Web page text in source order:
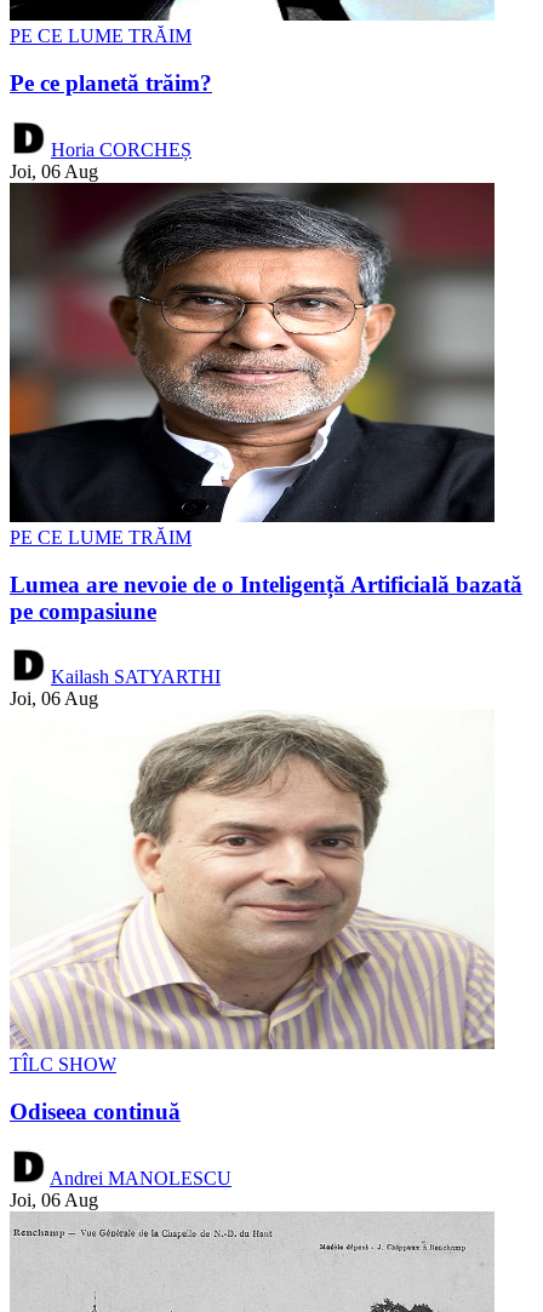
PE CE LUME TRĂIM
Pe ce planetă trăim?
Horia CORCHEȘ
Joi, 06 Aug
PE CE LUME TRĂIM
Lumea are nevoie de o Inteligență Artificială bazată
pe compasiune
Kailash SATYARTHI
Joi, 06 Aug
TÎLC SHOW
Odiseea continuă
Andrei MANOLESCU
Joi, 06 Aug